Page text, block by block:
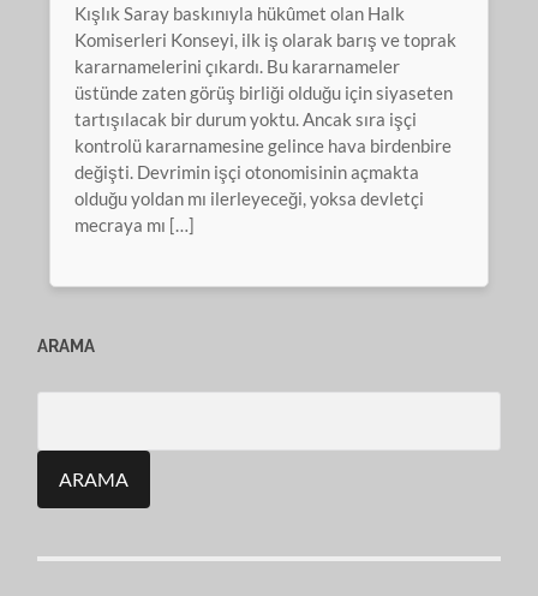
Kışlık Saray baskınıyla hükûmet olan Halk
Komiserleri Konseyi, ilk iş olarak barış ve toprak
kararnamelerini çıkardı. Bu kararnameler
üstünde zaten görüş birliği olduğu için siyaseten
tartışılacak bir durum yoktu. Ancak sıra işçi
kontrolü kararnamesine gelince hava birdenbire
değişti. Devrimin işçi otonomisinin açmakta
olduğu yoldan mı ilerleyeceği, yoksa devletçi
mecraya mı […]
ARAMA